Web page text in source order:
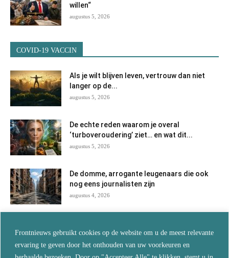
Frontnieuws gebruikt cookies op de website om u de meest relevante
ervaring te geven door het onthouden van uw voorkeuren en
willen“
augustus 5, 2026
COVID-19 VACCIN
Als je wilt blijven leven, vertrouw dan niet
langer op de...
augustus 5, 2026
De echte reden waarom je overal
‘turboveroudering’ ziet… en wat dit...
augustus 5, 2026
De domme, arrogante leugenaars die ook
nog eens journalisten zijn
augustus 4, 2026
augustus 3, 2026